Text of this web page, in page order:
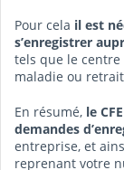
Pour cela il est
s’enregistrer
tels que le centre
maladie ou
En résumé, le
demandes
entreprise, et
reprenant votre